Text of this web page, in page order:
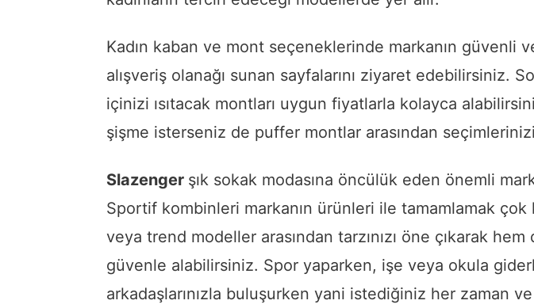
Kadın kaban ve mont seçeneklerinde markanın güvenli
alışveriş olanağı sunan sayfalarını ziyaret edebilirsiniz.
içinizi ısıtacak montları uygun fiyatlarla kolayca
şişme isterseniz de puffer montlar arasından
Slazenger şık sokak modasına öncülük eden önemli
Sportif kombinleri markanın ürünleri ile tamamlamak çok
veya trend modeller arasından tarzınızı öne çıkarak hem
güvenle alabilirsiniz. Spor yaparken, işe veya okula
arkadaşlarınızla buluşurken yani istediğiniz her zaman